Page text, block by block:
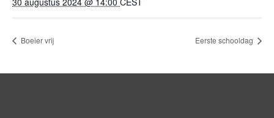
Boeier vrij Eerste schooldag